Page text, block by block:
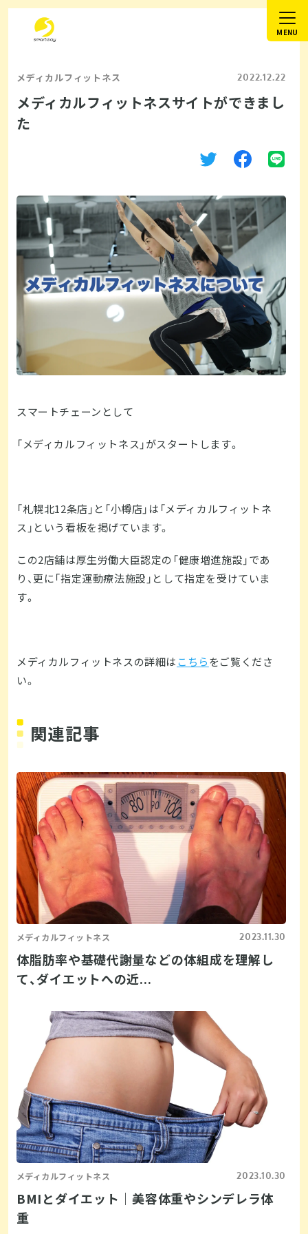
メディカルフィットネス 2022.12.22
メディカルフィットネスサイトができまし
た
スマートチェーンとして
「メディカルフィットネス」がスタートします。
「札幌北12条店」と「小樽店」は「メディカルフィットネ
ス」という看板を掲げています。
この2店舗は厚生労働大臣認定の「健康増進施設」であ
り、更に「指定運動療法施設」として指定を受けていま
す。
メディカルフィットネスの詳細はこちらをご覧くださ
い。
関連記事
メディカルフィットネス 2023.11.30
体脂肪率や基礎代謝量などの体組成を理解し
て、ダイエットへの近...
メディカルフィットネス 2023.10.30
BMIとダイエット｜美容体重やシンデレラ体
重